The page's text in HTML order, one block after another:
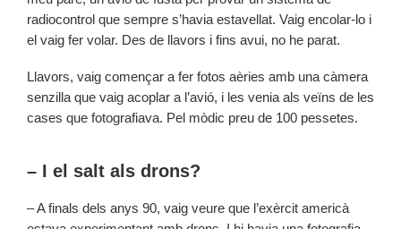
radiocontrol que sempre s’havia estavellat. Vaig encolar-lo i
el vaig fer volar. Des de llavors i fins avui, no he parat.
Llavors, vaig començar a fer fotos aèries amb una càmera
senzilla que vaig acoplar a l’avió, i les venia als veïns de les
cases que fotografiava. Pel mòdic preu de 100 pessetes.
– I el salt als drons?
– A finals dels anys 90, vaig veure que l’exèrcit americà